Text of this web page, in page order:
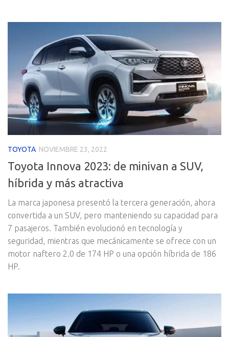
TOYOTA NOVIEMBRE 23, 2022
Toyota Innova 2023: de minivan a SUV,
híbrida y más atractiva
La marca japonesa presentó la tercera generación, ahora
convertida a un SUV, pero manteniendo su capacidad para
7 pasajeros. También evolucionó en tecnología y
seguridad, mientras que mecánicamente se ofrece con un
motor naftero 2.0 de 174 HP o una opción híbrida de 186
HP.